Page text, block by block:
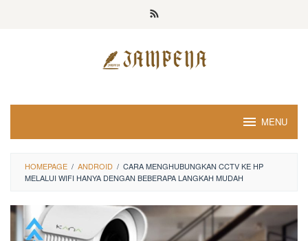
MENU
HOMEPAGE / ANDROID / CARA MENGHUBUNGKAN CCTV KE HP
MELALUI WIFI HANYA DENGAN BEBERAPA LANGKAH MUDAH